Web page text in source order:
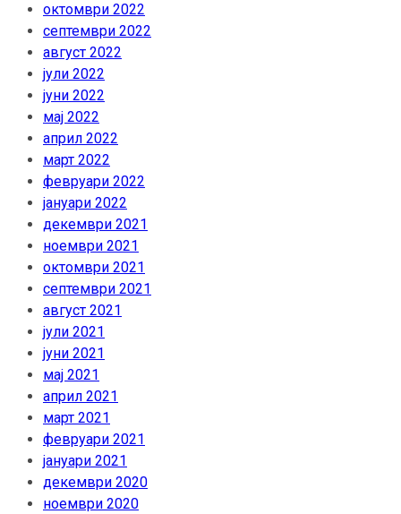
октомври 2022
септември 2022
август 2022
јули 2022
јуни 2022
мај 2022
април 2022
март 2022
февруари 2022
јануари 2022
декември 2021
ноември 2021
октомври 2021
септември 2021
август 2021
јули 2021
јуни 2021
мај 2021
април 2021
март 2021
февруари 2021
јануари 2021
декември 2020
ноември 2020